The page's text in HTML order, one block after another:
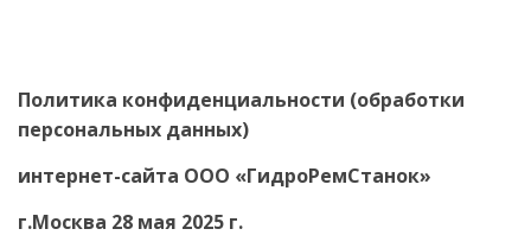
Политика конфиденциальности (обработки
персональных данных)
интернет-сайта ООО «ГидроРемСтанок»
г.Москва 28 мая 2025 г.